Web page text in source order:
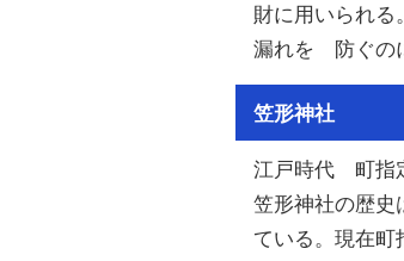
財に用いられる
漏れを 防ぐの
笠形神社
江戸時代 町指
笠形神社の歴史
ている。現在町